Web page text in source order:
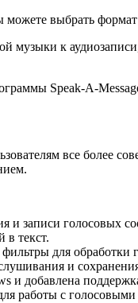
выбрать
музыки к
Speak-A-
все
и записи голосовых
в текст.
для обработки
и
и добавлена
работы с